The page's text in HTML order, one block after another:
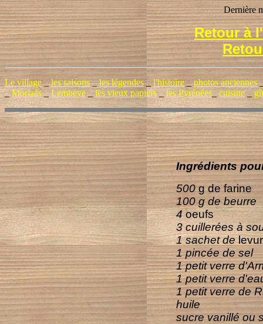
Dernière
Retour à
Le village_les saisons_les légendes_l'histoire_photos anciennes
_Morlaàs_Lembeye_les vieux papiers_les Pyrénées_cuisine
Ingrédients
500g de farine
100 g de beurre
4oeufs
3 cuillerées à
1 sachet de
1 pincée de sel
1 petit verre
1 petit verre
1 petit verre de
huile
sucre vanillé ou